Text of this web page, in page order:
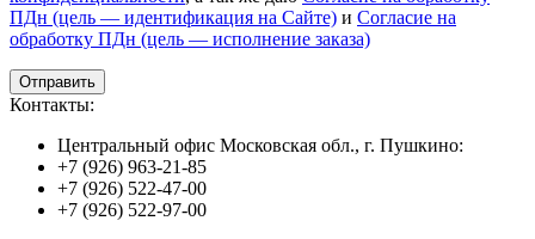
ПДн (цель — идентификация на Сайте) и Согласие на
обработку ПДн (цель — исполнение заказа)
Контакты:
Центральный офис Московская обл., г. Пушкино:
+7 (926) 963-21-85
+7 (926) 522-47-00
+7 (926) 522-97-00